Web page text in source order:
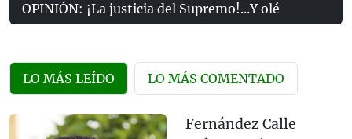
OPINIÓN: ¡La justicia del Supremo!...Y olé
LO MÁS LEÍDO LO MÁS COMENTADO
Fernández Calle